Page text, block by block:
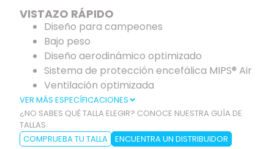
VISTAZO RÁPIDO
Diseño para campeones
Bajo peso
Diseño aerodinámico optimizado
Sistema de protección encefálica MIPS® Air
Ventilación optimizada
VER MÁS ESPECÍFICACIONES
¿NO SABES QUÉ TALLA ELEGIR? CONOCE NUESTRA GUÍA DE
TALLAS.
COMPRUEBA TU TALLA
ENCUENTRA UN DISTRIBUIDOR